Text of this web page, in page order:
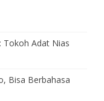
Tokoh Adat Nias
Bisa Berbahasa